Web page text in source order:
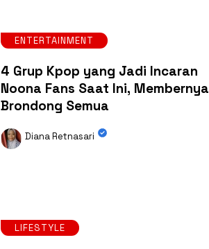
ENTERTAINMENT
4 Grup Kpop yang Jadi Incaran
Noona Fans Saat Ini, Membernya
Brondong Semua
Diana Retnasari
LIFESTYLE